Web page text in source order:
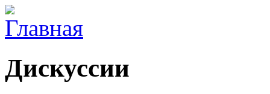
Дискуссии